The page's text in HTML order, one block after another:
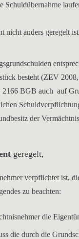
Schuldübernahme
nicht anders geregelt
besteht (ZEV
BGB auch auf
der
geregelt,
verpflichtet ist,
zu beachten:
die
die durch die